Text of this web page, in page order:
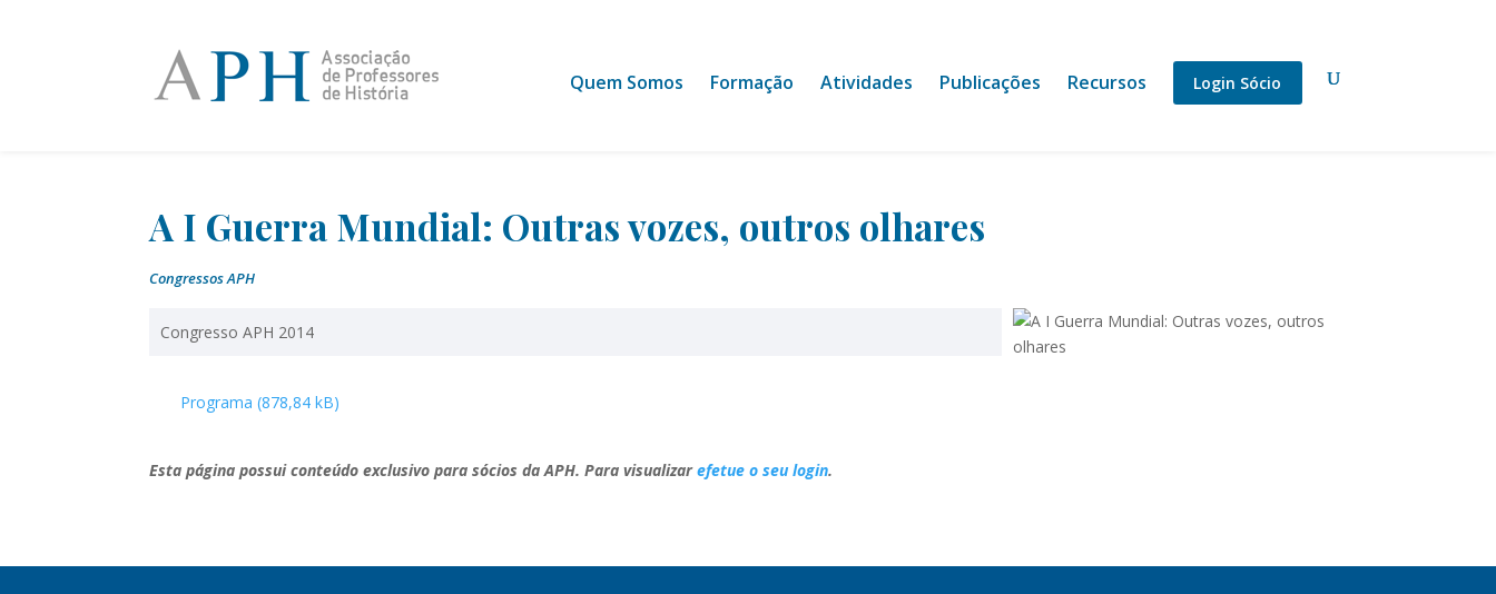
Quem Somos Formação Atividades Publicações Recursos Login Sócio
A I Guerra Mundial: Outras vozes, outros olhares
Congressos APH
Congresso APH 2014
Programa
Esta página possui conteúdo exclusivo para sócios da APH. Para visualizarefetue o seu login.